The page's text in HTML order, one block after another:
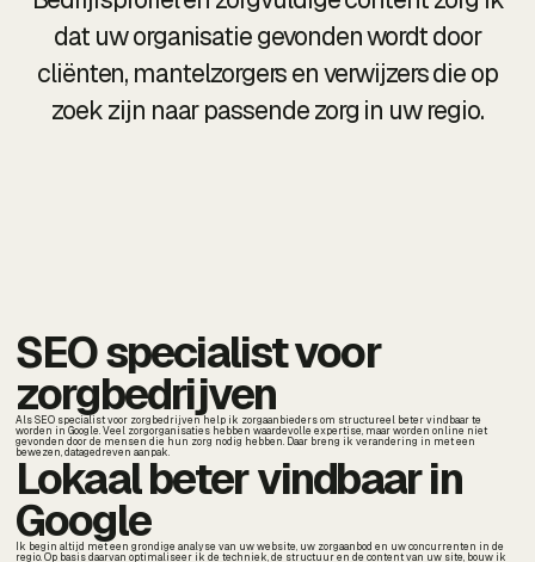
dat uw organisatie gevonden wordt door
cliënten, mantelzorgers en verwijzers die op
zoek zijn naar passende zorg in uw regio.
SEO specialist voor
zorgbedrijven
Als SEO specialist voor zorgbedrijven help ik zorgaanbieders om structureel beter vindbaar te
worden in Google. Veel zorgorganisaties hebben waardevolle expertise, maar worden online niet
gevonden door de mensen die hun zorg nodig hebben. Daar breng ik verandering in met een
bewezen, datagedreven aanpak.
Lokaal beter vindbaar in
Google
Ik begin altijd met een grondige analyse van uw website, uw zorgaanbod en uw concurrenten in de
regio. Op basis daarvan optimaliseer ik de techniek, de structuur en de content van uw site, bouw ik